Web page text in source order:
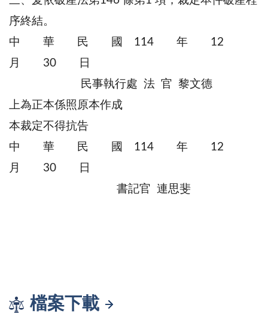
序終結。
中 華 民 國 114 年 12
月 30 日
民事執行處 法 官 黎文德
上為正本係照原本作成
本裁定不得抗告
中 華 民 國 114 年 12
月 30 日
書記官 連思斐
檔案下載